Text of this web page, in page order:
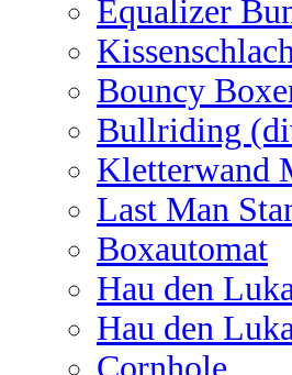
Equalizer
Bouncy
Bullriding
Kletterwand
Last Man
Boxautomat
Hau den
Hau den